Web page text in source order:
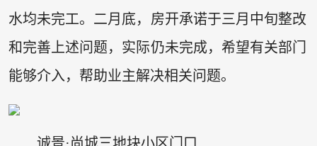
水均未完工。二月底，房开承诺于三月中旬整改
和完善上述问题，实际仍未完成，希望有关部门
能够介入，帮助业主解决相关问题。